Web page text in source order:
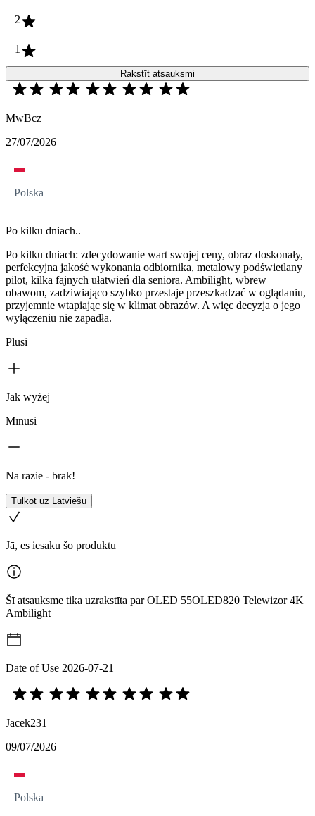
2
1
Rakstīt atsauksmi
MwBcz
27/07/2026
Polska
Po kilku dniach..
Po kilku dniach: zdecydowanie wart swojej ceny, obraz doskonały,
perfekcyjna jakość wykonania odbiornika, metalowy podświetlany
pilot, kilka fajnych ułatwień dla seniora. Ambilight, wbrew
obawom, zadziwiająco szybko przestaje przeszkadzać w oglądaniu,
przyjemnie wtapiając się w klimat obrazów. A więc decyzja o jego
wyłączeniu nie zapadła.
Plusi
Jak wyżej
Mīnusi
Na razie - brak!
Tulkot uz Latviešu
Jā, es iesaku šo produktu
Šī atsauksme tika uzrakstīta par OLED 55OLED820 Telewizor 4K
Ambilight
Date of Use 2026-07-21
Jacek231
09/07/2026
Polska